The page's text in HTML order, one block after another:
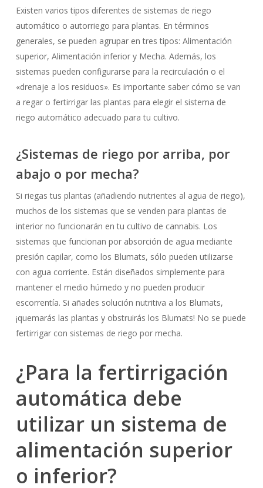
Existen varios tipos diferentes de sistemas de riego
automático o autorriego para plantas. En términos
generales, se pueden agrupar en tres tipos: Alimentación
superior, Alimentación inferior y Mecha. Además, los
sistemas pueden configurarse para la recirculación o el
«drenaje a los residuos». Es importante saber cómo se van
a regar o fertirrigar las plantas para elegir el sistema de
riego automático adecuado para tu cultivo.
¿Sistemas de riego por arriba, por
abajo o por mecha?
Si riegas tus plantas (añadiendo nutrientes al agua de riego),
muchos de los sistemas que se venden para plantas de
interior no funcionarán en tu cultivo de cannabis. Los
sistemas que funcionan por absorción de agua mediante
presión capilar, como los Blumats, sólo pueden utilizarse
con agua corriente. Están diseñados simplemente para
mantener el medio húmedo y no pueden producir
escorrentía. Si añades solución nutritiva a los Blumats,
¡quemarás las plantas y obstruirás los Blumats! No se puede
fertirrigar con sistemas de riego por mecha.
¿Para la fertirrigación
automática debe
utilizar un sistema de
alimentación superior
o inferior?